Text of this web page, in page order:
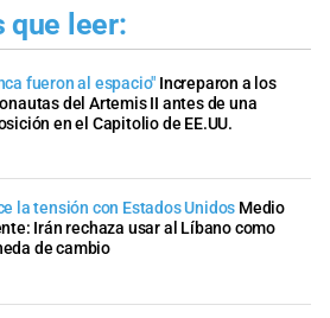
que leer:
fueron al espacio" Increparon a los
del Artemis II antes de una
en el Capitolio de EE.UU.
la tensión con Estados Unidos Medio
Irán rechaza usar al Líbano como
de cambio